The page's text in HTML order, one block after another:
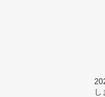
し